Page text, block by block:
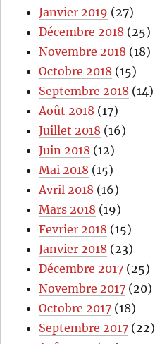
Janvier 2019 (27)
Décembre 2018 (25)
Novembre 2018 (18)
Octobre 2018 (15)
Septembre 2018 (14)
Août 2018 (17)
Juillet 2018 (16)
Juin 2018 (12)
Mai 2018 (15)
Avril 2018 (16)
Mars 2018 (19)
Fevrier 2018 (15)
Janvier 2018 (23)
Décembre 2017 (25)
Novembre 2017 (20)
Octobre 2017 (18)
Septembre 2017 (22)